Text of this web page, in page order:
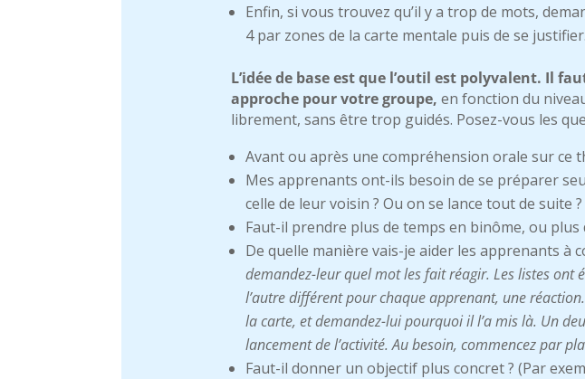
Enfin, si vous trouvez qu’il y a trop de mots,
4 par zones de la carte mentale puis de se justifier.
L’idée de base est que l’outil est polyvalent. Il
approche pour votre groupe,en fonction du
librement, sans être trop guidés. Posez-vous les
Avant ou après une compréhension orale sur ce
Mes apprenants ont-ils besoin de se préparer
celle de leur voisin ? Ou on se lance tout de suite ?
Faut-il prendre plus de temps en binôme, ou plus
De quelle manière vais-je aider les apprenants à
demandez-leur quel mot les fait réagir. Les listes ont
l’autre différent pour chaque apprenant, une
la carte, et demandez-lui pourquoi il l’a mis là. Un
lancement de l’activité. Au besoin, commencez par
Faut-il donner un objectif plus concret ? (Par